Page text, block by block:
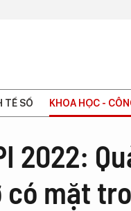
TẾ SỐ KHOA HỌC -
2022:
có mặt